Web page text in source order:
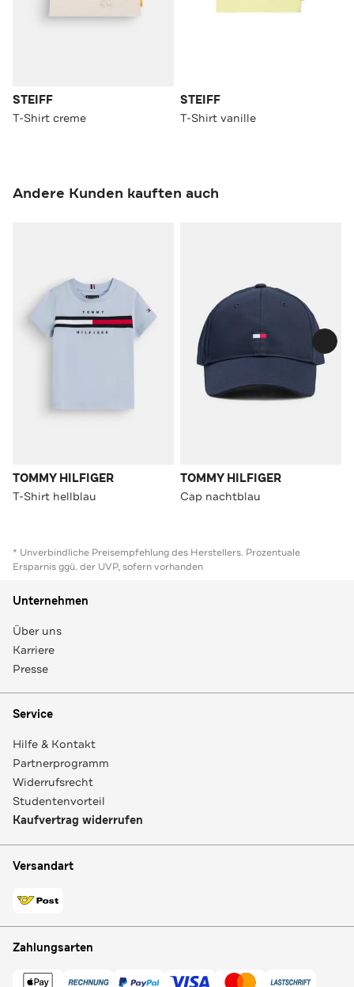
STEIFF
T-Shirt creme
STEIFF
T-Shirt vanille
Andere Kunden kauften auch
TOMMY HILFIGER
T-Shirt hellblau
TOMMY HILFIGER
Cap nachtblau
* Unverbindliche Preisempfehlung des Herstellers. Prozentuale
Ersparnis ggü. der UVP, sofern vorhanden
Unternehmen
Über uns
Karriere
Presse
Service
Hilfe & Kontakt
Partnerprogramm
Widerrufsrecht
Studentenvorteil
Kaufvertrag widerrufen
Versandart
Zahlungsarten